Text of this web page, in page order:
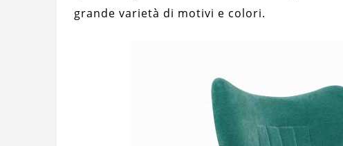
grande varietà di motivi e colori.